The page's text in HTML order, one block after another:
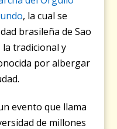
, la cual se
brasileña de Sao
la tradicional y
por albergar
evento que llama
de millones